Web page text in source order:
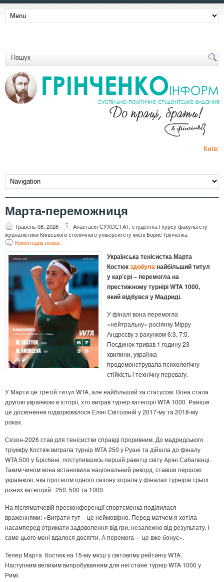
Київ:
Марта-переможниця
Травень 08, 2026
Анастасія СУХОСТАТ, студентка І курсу факультету
журналістики Київського столичного університету імені Борис Грінченка
Коментарів немає
Українська тенісистка Марта
Костюкздобуланайбільший титул
у кар’єрі – перемогла на
престижному турнірі WTA 1000,
який відбувся у Мадриді.
У фіналі вона перемогла
«нейтральну» росіянку Мірру
Андрєєву з рахунком 6:3, 7:5.
Поєдинок тривав 1 годину 23
хвилини, українка
продемонструвала психологічну
стійкість і технічну перевагу.
У Марти це третій титул WTA, але найбільший за статусом. Вона стала
другою українкою в історії, хто виграв турнір категорії WTA 1000. Раніше
це досягнення підкорювалося Еліні Світоліній у 2017-му та 2018-му
роках.
Сезон-2026 став для тенісистки справді проривним. До мадридського
тріумфу Костюк виграла турнір WTA 250 у Руані та дійшла до фіналу
WTA 500 у Брісбені, поступившись першій ракетці світу Аріні Сабалєнці.
Таким чином вона встановила національний рекорд, ставши першою
українкою, яка протягом одного сезону зіграла у фіналах турнірів трьох
різних категорій: 250, 500 та 1000.
На післяматчевій пресконференції спортсменка поділилася
враженнями: «Виграти тут – це неймовірно. Перед матчем я хотіла
насамперед отримати задоволення від гри, незалежно від результату, і
саме цього мені вдалося досягти. А перемога – це вже бонус».
Тепер Марта Костюк на 15-му місці у світовому рейтингу WTA.
Наступним великим випробуванням для неї стане турнір WTA 1000 у
Римі.